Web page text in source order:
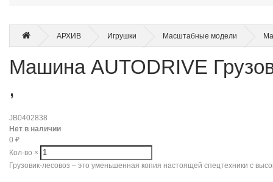
АРХИВ Игрушки Масштабные модели
Машина AUTODRIVE
,
JB0402838
Нет в наличии
0 ₽
Кол-во ×
Грузовик-лесовоз – это уменьшенная копия настоящей спецтехники с